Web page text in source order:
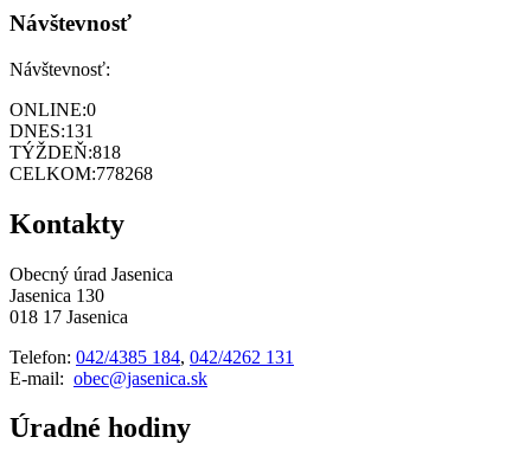
Návštevnosť
Návštevnosť:
ONLINE:0
DNES:131
TÝŽDEŇ:818
CELKOM:778268
Kontakty
Obecný úrad Jasenica
Jasenica 130
018 17 Jasenica
Telefon: 042/4385 184, 042/4262 131
E-mail: obec@jasenica.sk
Úradné hodiny